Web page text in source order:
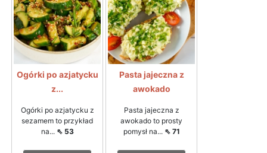
Ogórki po azjatycku
z...
Ogórki po azjatycku z
sezamem to przykład
na... ⇖ 53
Pasta jajeczna z
awokado
Pasta jajeczna z
awokado to prosty
pomysł na... ⇖ 71